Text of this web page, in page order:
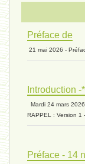
Introduction V1 -
extinction 07 - 18
biomasse - 10
Préface de
21 mai 2026 -
Introduction -*
Mardi 24 mars
RAPPEL : Version 1
Préface - 14